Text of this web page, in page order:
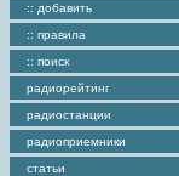
:: добавить
:: правила
:: поиск
радиорейтинг
радиостанции
радиоприемники
статьи